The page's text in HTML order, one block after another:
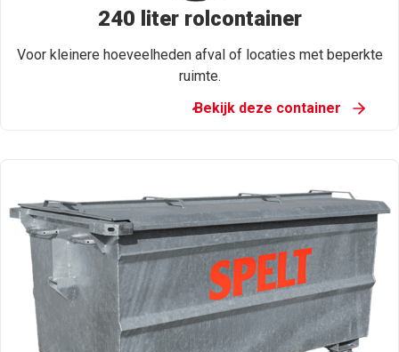
240 liter rolcontainer
Voor kleinere hoeveelheden afval of locaties met beperkte
ruimte.
Bekijk deze container